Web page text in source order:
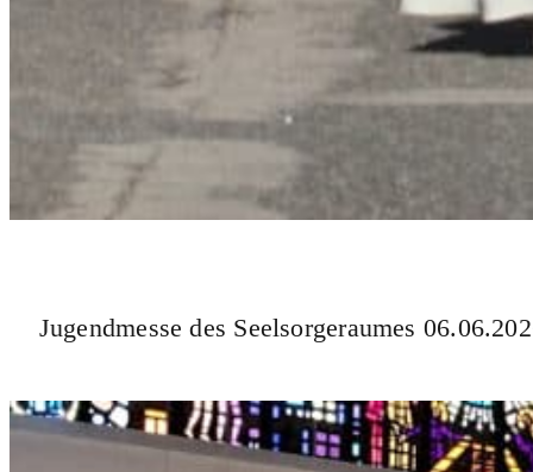
Jugendmesse des Seelsorgeraumes